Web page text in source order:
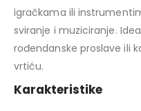
igračkama ili
sviranje i muziciranje.
rođendanske proslave ili
vrtiću.
Karakteristike